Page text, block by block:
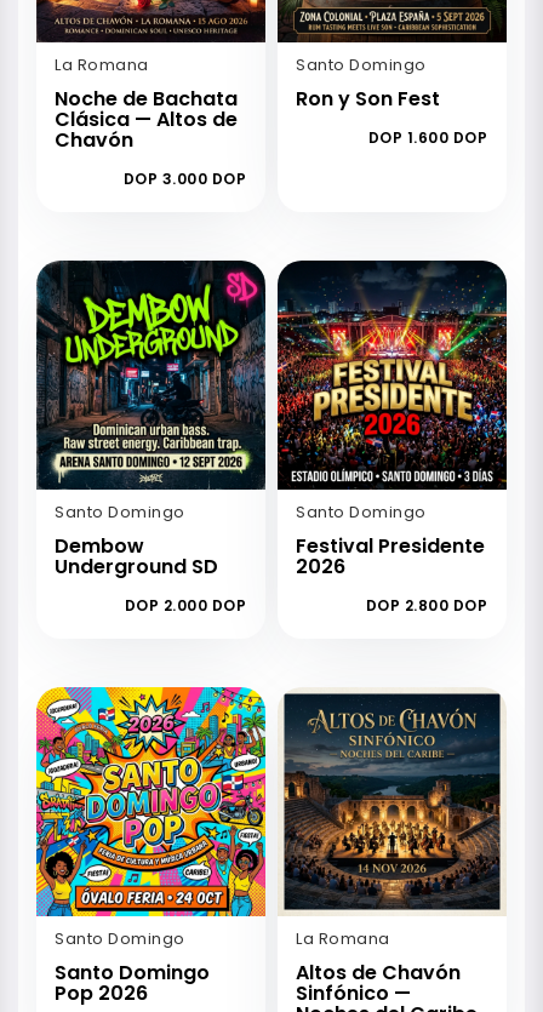
La Romana
Noche de Bachata
Clásica — Altos de
Chavón
DOP 3.000 DOP
Santo Domingo
Ron y Son Fest
DOP 1.600 DOP
Santo Domingo
Dembow
Underground SD
DOP 2.000 DOP
Santo Domingo
Festival Presidente
2026
DOP 2.800 DOP
Santo Domingo
Santo Domingo
Pop 2026
La Romana
Altos de Chavón
Sinfónico —